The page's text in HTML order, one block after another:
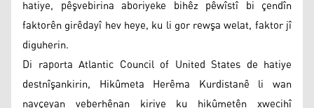
hatiye, pêşvebirina aboriyeke bihêz pêwîstî bi çendîn
faktorên girêdayî hev heye, ku li gor rewşa welat, faktor jî
diguherin.
Di raporta Atlantic Council of United States de hatiye
destnîşankirin, Hikûmeta Herêma Kurdistanê li wan